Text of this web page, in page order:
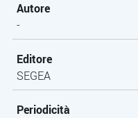
Autore
-
Editore
SEGEA
Periodicità